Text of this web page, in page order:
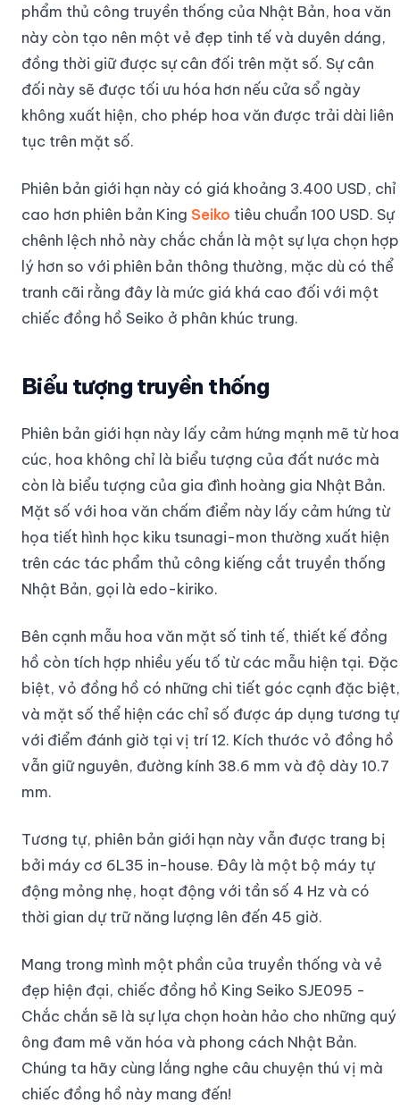
phẩm thủ công truyền thống của Nhật Bản, hoa văn
này còn tạo nên một vẻ đẹp tinh tế và duyên dáng,
đồng thời giữ được sự cân đối trên mặt số. Sự cân
đối này sẽ được tối ưu hóa hơn nếu cửa sổ ngày
không xuất hiện, cho phép hoa văn được trải dài liên
tục trên mặt số.
Phiên bản giới hạn này có giá khoảng 3.400 USD, chỉ
cao hơn phiên bản King Seiko tiêu chuẩn 100 USD. Sự
chênh lệch nhỏ này chắc chắn là một sự lựa chọn hợp
lý hơn so với phiên bản thông thường, mặc dù có thể
tranh cãi rằng đây là mức giá khá cao đối với một
chiếc đồng hồ Seiko ở phân khúc trung.
Biểu tượng truyền thống
Phiên bản giới hạn này lấy cảm hứng mạnh mẽ từ hoa
cúc, hoa không chỉ là biểu tượng của đất nước mà
còn là biểu tượng của gia đình hoàng gia Nhật Bản.
Mặt số với hoa văn chấm điểm này lấy cảm hứng từ
họa tiết hình học kiku tsunagi-mon thường xuất hiện
trên các tác phẩm thủ công kiếng cắt truyền thống
Nhật Bản, gọi là edo-kiriko.
Bên cạnh mẫu hoa văn mặt số tinh tế, thiết kế đồng
hồ còn tích hợp nhiều yếu tố từ các mẫu hiện tại. Đặc
biệt, vỏ đồng hồ có những chi tiết góc cạnh đặc biệt,
và mặt số thể hiện các chỉ số được áp dụng tương tự
với điểm đánh giờ tại vị trí 12. Kích thước vỏ đồng hồ
vẫn giữ nguyên, đường kính 38.6 mm và độ dày 10.7
mm.
Tương tự, phiên bản giới hạn này vẫn được trang bị
bởi máy cơ 6L35 in-house. Đây là một bộ máy tự
động mỏng nhẹ, hoạt động với tần số 4 Hz và có
thời gian dự trữ năng lượng lên đến 45 giờ.
Mang trong mình một phần của truyền thống và vẻ
đẹp hiện đại, chiếc đồng hồ King Seiko SJE095 -
Chắc chắn sẽ là sự lựa chọn hoàn hảo cho những quý
ông đam mê văn hóa và phong cách Nhật Bản.
Chúng ta hãy cùng lắng nghe câu chuyện thú vị mà
chiếc đồng hồ này mang đến!